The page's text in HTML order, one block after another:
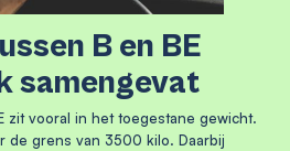
B en BE
samengevat
zit vooral in het toegestane gewicht.
de grens van 3500 kilo. Daarbij